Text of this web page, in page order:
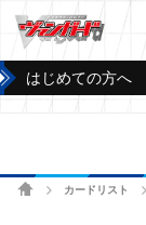
はじめての方へ
ホームカードリスト